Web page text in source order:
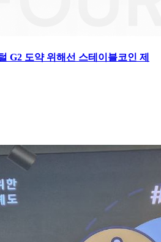
G2 도약 위해선 스테이블코인 제